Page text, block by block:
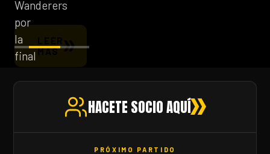
MÁS
Wanderers
por
la
final
Intermedio.
HACETE SOCIO AQUÍ
PRÓXIMO PARTIDO